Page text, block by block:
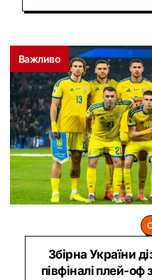
Важливо
Збірна України
півфіналі плей-